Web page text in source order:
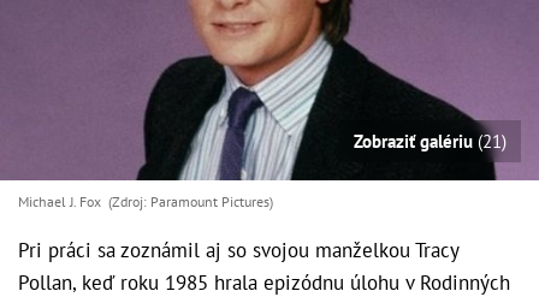
Zobraziť galériu (21)
Michael J. Fox (Zdroj: Paramount Pictures)
Pri práci sa zoznámil aj so svojou manželkou Tracy
Pollan, keď roku 1985 hrala epizódnu úlohu v Rodinných